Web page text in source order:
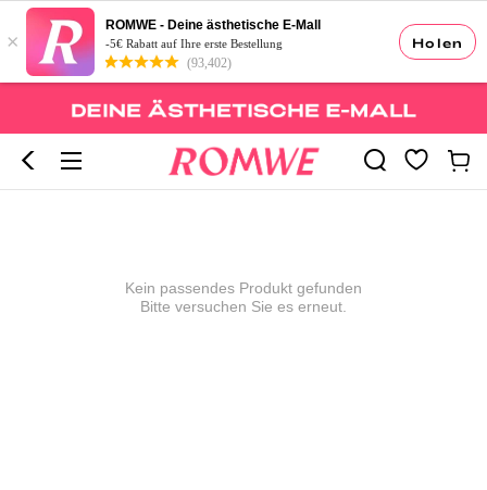
Holen
×
ROMWE - Deine ästhetische E-Mall
-5€ Rabatt auf Ihre erste Bestellung
(93,402)
Kein passendes Produkt gefunden
Bitte versuchen Sie es erneut.